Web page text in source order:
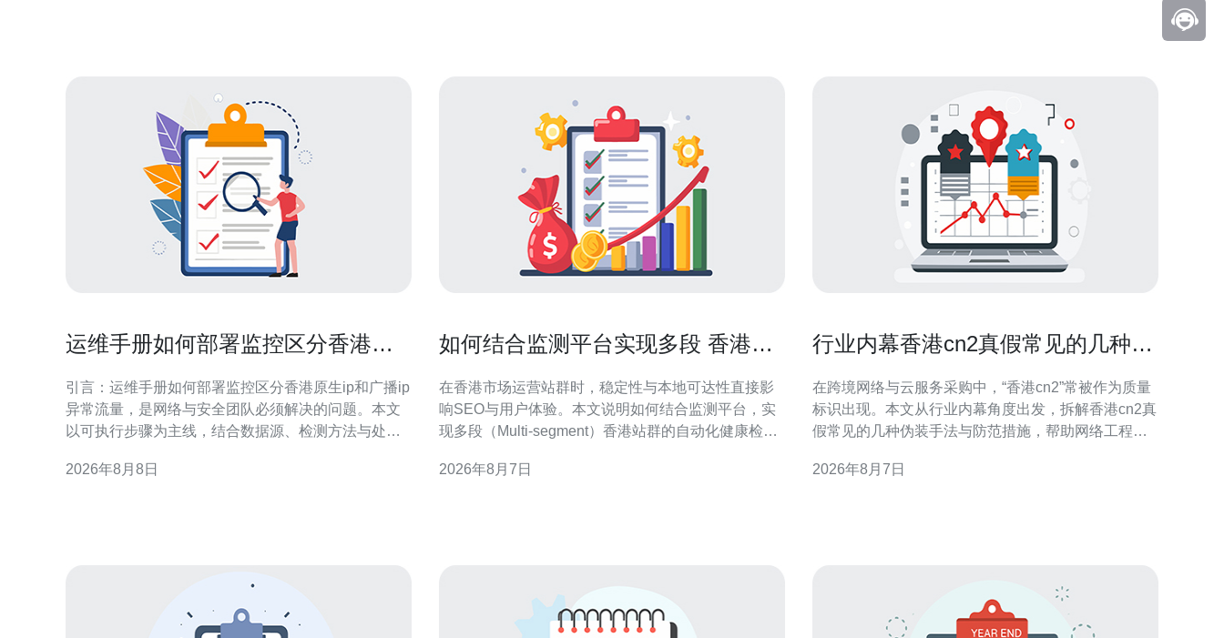
运维手册如何部署监控区分香港原
引言：运维手册如何部署监控区分香港原生ip和广播ip
异常流量，是网络与安全团队必须解决的问题。本文
以可执行步骤为主线，结合数据源、检测方法与处置
高定位速度与响应准确性，兼顾运营与合规需求。 监
2026年8月8日
如何结合监测平台实现多段 香港站
在香港市场运营站群时，稳定性与本地可达性直接影
响SEO与用户体验。本文说明如何结合监测平台，实
现多段（Multi-segment）香港站群的自动化健康检
支持持续优化与快速恢复。 为什么需要针对香港站群
2026年8月7日
行业内幕香港cn2真假常见的几种伪
在跨境网络与云服务采购中，“香港cn2”常被作为质量
标识出现。本文从行业内幕角度出发，拆解香港cn2真
假常见的几种伪装手法与防范措施，帮助网络工程师
香港CN2及真假争议的核心要点 CN2通常指中国电信
2026年8月7日